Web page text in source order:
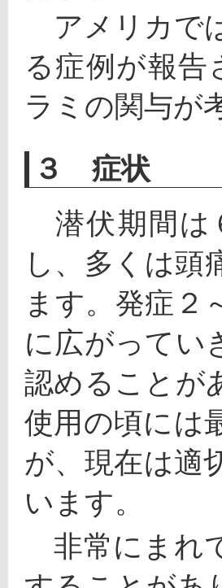
アメリカで
る症例が報告
ラミの関与が
３ 症状
潜伏期間は
し、多くは頭
ます。発症２
に広がってい
認めることが
使用の頃には
が、現在は適
います。
非常にまれ